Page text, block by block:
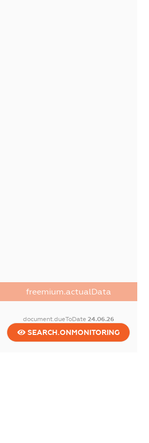
freemium.actualData
document.dueToDate 24.06.26
SEARCH.ONMONITORING